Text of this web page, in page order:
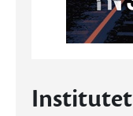
Institutet